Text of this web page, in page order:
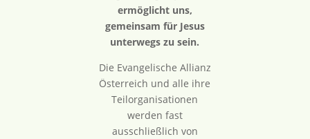
ermöglicht uns,
gemeinsam für Jesus
unterwegs zu sein.
Die Evangelische Allianz
Österreich und alle ihre
Teilorganisationen
werden fast
ausschließlich von